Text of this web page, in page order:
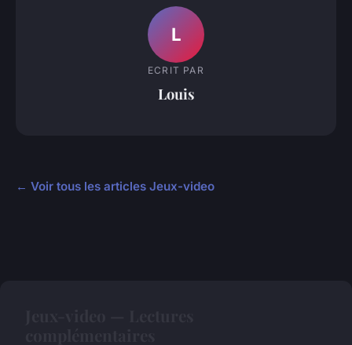
L
ECRIT PAR
Louis
← Voir tous les articles Jeux-video